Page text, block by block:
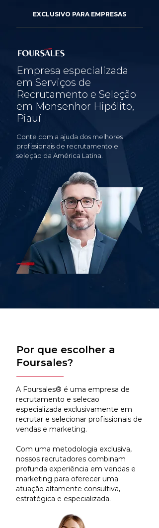
EXCLUSIVO PARA EMPRESAS
Empresa especializada
em Serviços de
Recrutamento e Seleção
em Monsenhor Hipólito,
Piauí
Conte com a ajuda dos melhores
profissionais de recrutamento e
seleção da América Latina.
Por que escolher a
Foursales?
A Foursales® é uma empresa de
recrutamento e selecao
especializada exclusivamente em
recrutar e selecionar profissionais de
vendas e marketing.
Com uma metodologia exclusiva,
nossos recrutadores combinam
profunda experiência em vendas e
marketing para oferecer uma
atuação altamente consultiva,
estratégica e especializada.